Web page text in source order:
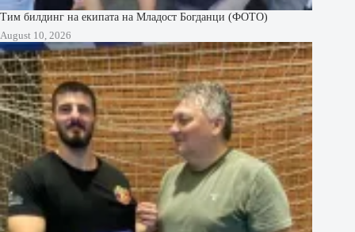
Тим билдинг на екипата на Младост Богданци (ФОТО)
August 10, 2026